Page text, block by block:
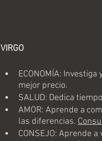
VIRGO
ECONOMÍA:
mejor precio.
SALUD: Dedica
AMOR: Aprende a
las diferencias.
CONSEJO: Aprende